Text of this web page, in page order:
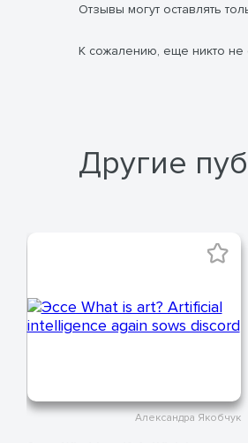
Отзывы могут оставлять
К сожалению, еще никто не
Другие
Александра Якобчук